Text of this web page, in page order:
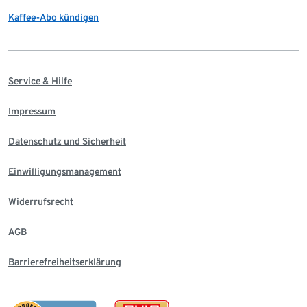
Kaffee-Abo kündigen
Service & Hilfe
Impressum
Datenschutz und Sicherheit
Einwilligungsmanagement
Widerrufsrecht
AGB
Barrierefreiheitserklärung